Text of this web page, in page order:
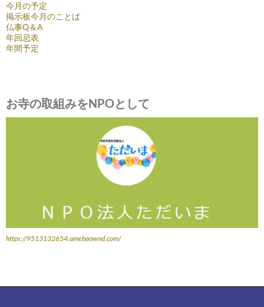
ョ
ン
今月の予定
掲示板今月のことば
仏事Q＆A
年回忌表
年間予定
お寺の取組みをNPOとして
https://9513132654.amebaownd.com/